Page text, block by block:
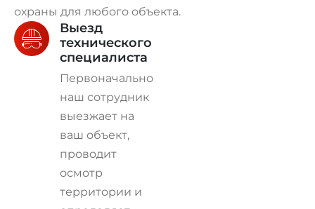
охраны для любого объекта.
Выезд
технического
специалиста
Первоначально
наш сотрудник
выезжает на
ваш объект,
проводит
осмотр
территории и